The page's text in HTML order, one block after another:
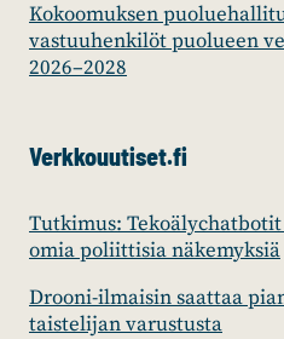
Kokoomuksen
vastuuhenkilöt puolueen
2026–2028
Verkkouutiset.fi
Tutkimus:
omia poliittisia näkemyksiä
Drooni-ilmaisin saattaa
taistelijan varustusta